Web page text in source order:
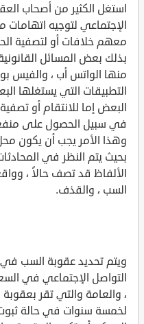
استغل الكثير من أصحاب
الإجتماعي لتوجيه
معهم خلافات أو لتصفية
بذلك بعض المسائل
منها الواتس أب ، والفيس
التطبيقات التي يستغلها
البعض إما للانتقام أو
في سبيل الحصول على
وهذا الأمر يجب أن يكون
بحيث يتم النظر في
الألفاظ قد تصف حالاً ،
السب ، والقذف.
ويتم تحديد عقوبة السب
التواصل الإجتماعي في
، والعامة والتي تقر
لخمسة سنوات في حالة